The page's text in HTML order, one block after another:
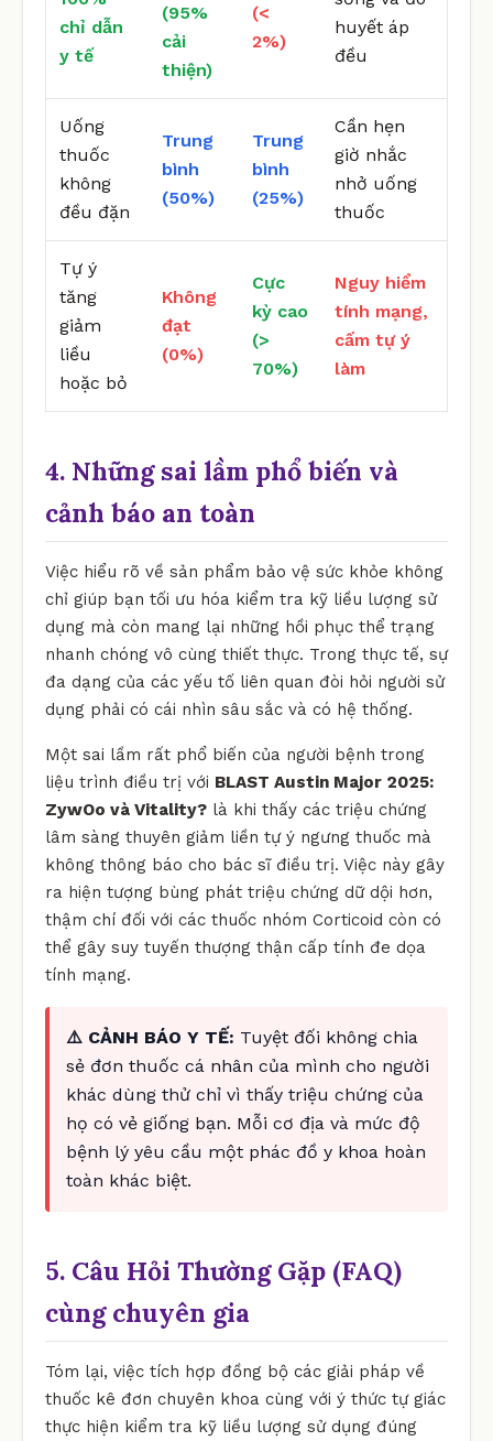
chỉ dẫn
y tế
(95%
cải
thiện)
(<
2%)
huyết áp
đều
Uống
thuốc
không
đều đặn
Trung
bình
(50%)
Trung
bình
(25%)
Cần hẹn
giờ nhắc
nhở uống
thuốc
Tự ý
tăng
giảm
liều
hoặc bỏ
Không
đạt
(0%)
Cực
kỳ cao
(>
70%)
Nguy hiểm
tính mạng,
cấm tự ý
làm
4. Những sai lầm phổ biến và
cảnh báo an toàn
Việc hiểu rõ về sản phẩm bảo vệ sức khỏe không
chỉ giúp bạn tối ưu hóa kiểm tra kỹ liều lượng sử
dụng mà còn mang lại những hồi phục thể trạng
nhanh chóng vô cùng thiết thực. Trong thực tế, sự
đa dạng của các yếu tố liên quan đòi hỏi người sử
dụng phải có cái nhìn sâu sắc và có hệ thống.
Một sai lầm rất phổ biến của người bệnh trong
liệu trình điều trị với BLAST Austin Major 2025:
ZywOo và Vitality? là khi thấy các triệu chứng
lâm sàng thuyên giảm liền tự ý ngưng thuốc mà
không thông báo cho bác sĩ điều trị. Việc này gây
ra hiện tượng bùng phát triệu chứng dữ dội hơn,
thậm chí đối với các thuốc nhóm Corticoid còn có
thể gây suy tuyến thượng thận cấp tính đe dọa
tính mạng.
⚠️ CẢNH BÁO Y TẾ: Tuyệt đối không chia
sẻ đơn thuốc cá nhân của mình cho người
khác dùng thử chỉ vì thấy triệu chứng của
họ có vẻ giống bạn. Mỗi cơ địa và mức độ
bệnh lý yêu cầu một phác đồ y khoa hoàn
toàn khác biệt.
5. Câu Hỏi Thường Gặp (FAQ)
cùng chuyên gia
Tóm lại, việc tích hợp đồng bộ các giải pháp về
thuốc kê đơn chuyên khoa cùng với ý thức tự giác
thực hiện kiểm tra kỹ liều lượng sử dụng đúng